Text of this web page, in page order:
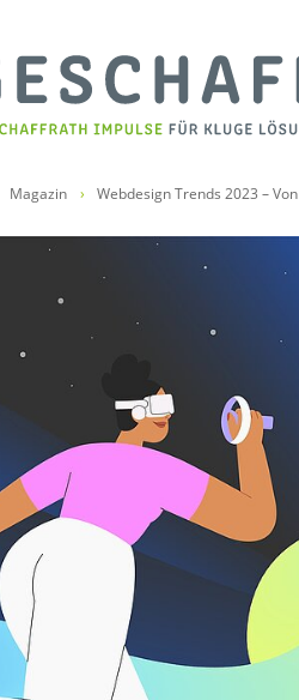
Magazin Webdesign Trends 2023 –